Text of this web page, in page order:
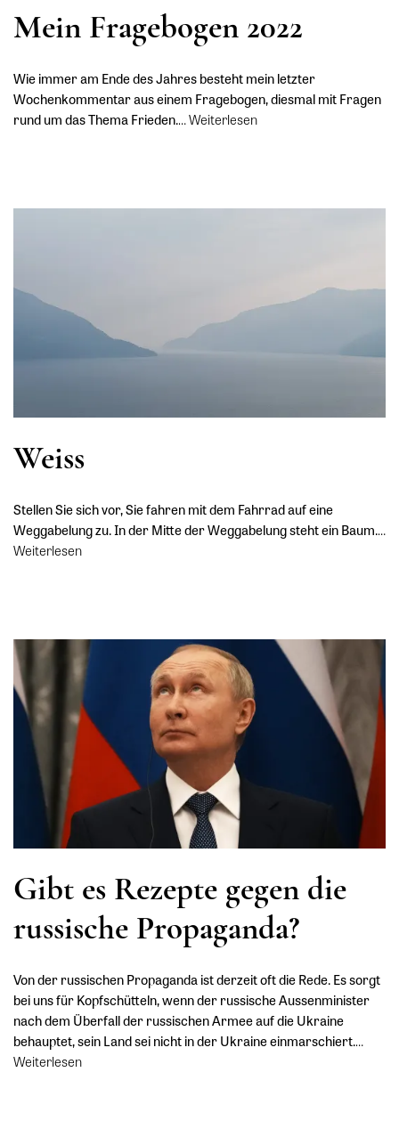
Mein Fragebogen 2022
Wie immer am Ende des Jahres besteht mein letzter
Wochenkommentar aus einem Fragebogen, diesmal mit Fragen
rund um das Thema Frieden.…Weiterlesen
Weiss
Stellen Sie sich vor, Sie fahren mit dem Fahrrad auf eine
Weggabelung zu. In der Mitte der Weggabelung steht ein Baum.…
Weiterlesen
Gibt es Rezepte gegen die
russische Propaganda?
Von der russischen Propaganda ist derzeit oft die Rede. Es sorgt
bei uns für Kopfschütteln, wenn der russische Aussenminister
nach dem Überfall der russischen Armee auf die Ukraine
behauptet, sein Land sei nicht in der Ukraine einmarschiert.…
Weiterlesen